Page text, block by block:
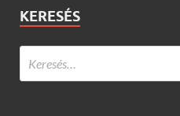
KERESÉS